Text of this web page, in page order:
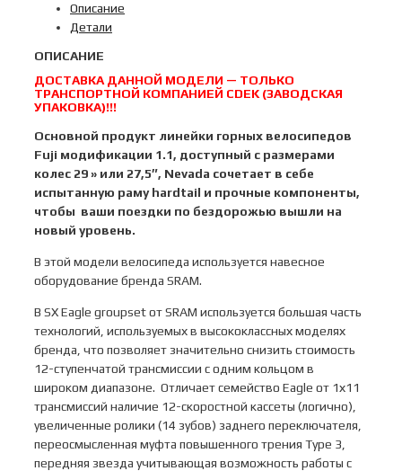
MTB
мод.
Nevada
D
A2-
р.
17
цвет
тёмно
-
серый
Описание
Детали
ОПИСАНИЕ
ДОСТАВКА ДАННОЙ МОДЕЛИ — ТОЛЬКО
ТРАНСПОРТНОЙ КОМПАНИЕЙ CDEK (ЗАВОДСКАЯ
УПАКОВКА)!!!
Основной продукт линейки горных велосипедов
Fuji модификации 1.1, доступный с размерами
колес 29 » или 27,5″, Nevada сочетает в себе
испытанную раму hardtail и прочные компоненты,
чтобы ваши поездки по бездорожью вышли на
новый уровень.
В этой модели велосипеда используется навесное
оборудование бренда SRAM.
В SX Eagle groupset от SRAM используется большая часть
технологий, используемых в высококлассных моделях
бренда, что позволяет значительно снизить стоимость
12-ступенчатой трансмиссии с одним кольцом в
широком диапазоне. Отличает семейство Eagle от 1х11
трансмиссий наличие 12-скоростной кассеты (логично),
увеличенные ролики (14 зубов) заднего переключателя,
переосмысленная муфта повышенного трения Type 3,
передняя звезда учитывающая возможность работы с